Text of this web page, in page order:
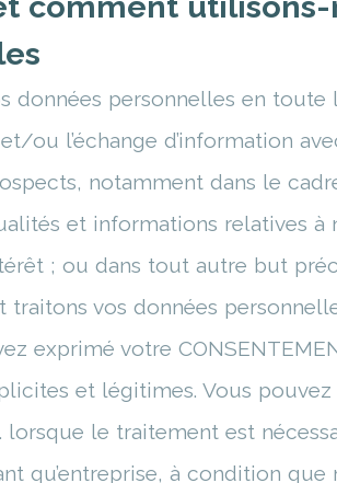
données personnelles en toute
ou l’échange d’information
notamment dans le
et informations relatives
; ou dans tout autre but
traitons vos données
exprimé votre
et légitimes. Vous
lorsque le traitement est
qu’entreprise, à condition